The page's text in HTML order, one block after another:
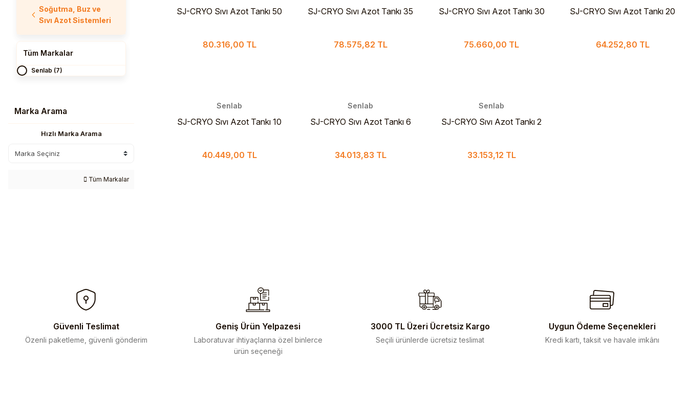
Soğutma, Buz ve
Sıvı Azot Sistemleri
Tüm Markalar
Senlab (7)
Marka Arama
Hızlı Marka Arama
Tüm Markalar
SJ-CRYO Sıvı Azot Tankı 50
80.316,00 TL
SJ-CRYO Sıvı Azot Tankı 35
78.575,82 TL
SJ-CRYO Sıvı Azot Tankı 30
75.660,00 TL
SJ-CRYO Sıvı Azot Tankı 20
64.252,80 TL
Senlab
SJ-CRYO Sıvı Azot Tankı 10
40.449,00 TL
Senlab
SJ-CRYO Sıvı Azot Tankı 6
34.013,83 TL
Senlab
SJ-CRYO Sıvı Azot Tankı 2
33.153,12 TL
Güvenli Teslimat
Özenli paketleme, güvenli gönderim
Geniş Ürün Yelpazesi
Laboratuvar ihtiyaçlarına özel binlerce
ürün seçeneği
3000 TL Üzeri Ücretsiz Kargo
Seçili ürünlerde ücretsiz teslimat
Uygun Ödeme Seçenekleri
Kredi kartı, taksit ve havale imkânı